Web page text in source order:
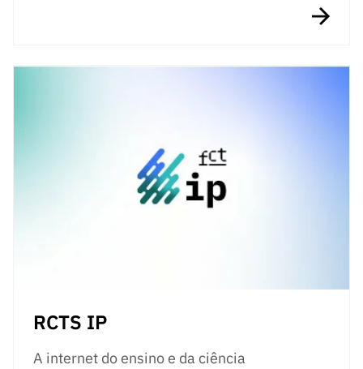
RCTS IP
A internet do ensino e da ciência